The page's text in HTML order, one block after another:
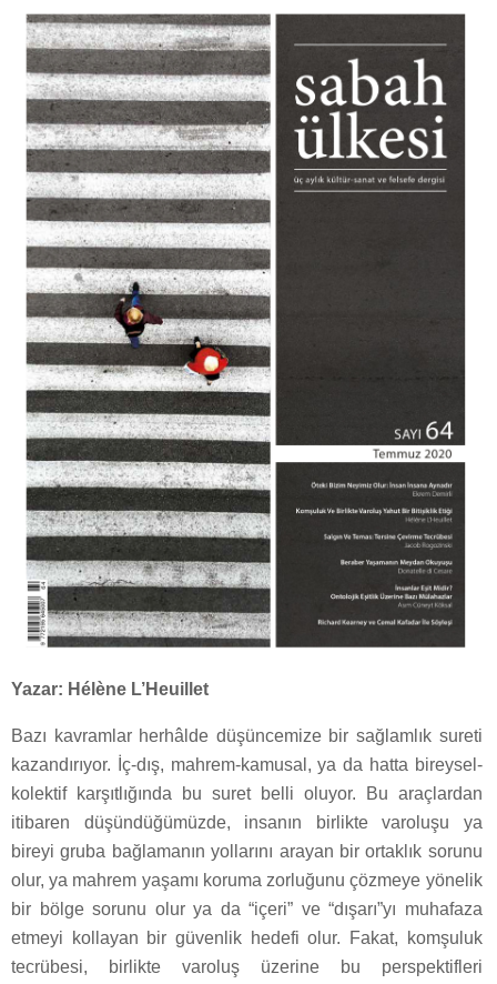
Yazar: Hélène L’Heuillet
Bazı kavramlar herhâlde düşüncemize bir sağlamlık sureti
kazandırıyor. İç-dış, mahrem-kamusal, ya da hatta bireysel-
kolektif karşıtlığında bu suret belli oluyor. Bu araçlardan
itibaren düşündüğümüzde, insanın birlikte varoluşu ya
bireyi gruba bağlamanın yollarını arayan bir ortaklık sorunu
olur, ya mahrem yaşamı koruma zorluğunu çözmeye yönelik
bir bölge sorunu olur ya da “içeri” ve “dışarı”yı muhafaza
etmeyi kollayan bir güvenlik hedefi olur. Fakat, komşuluk
tecrübesi, birlikte varoluş üzerine bu perspektifleri